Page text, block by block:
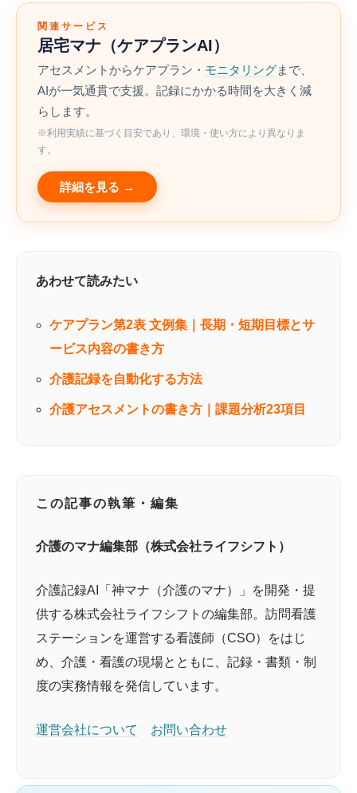
関連サービス
居宅マナ（ケアプランAI）
アセスメントからケアプラン・ モニタリングまで、
AIが一気通貫で支援。記録にかかる時間を大きく減
らします。
※利用実績に基づく目安であり、環境・使い方により異なりま
す。
詳細を見る →
あわせて読みたい
ケアプラン第2表 文例集｜長期・短期目標とサ
ービス内容の書き方
介護記録を自動化する方法
介護アセスメントの書き方｜課題分析23項目
この記事の執筆・編集
介護のマナ編集部（株式会社ライフシフト）
介護記録AI「神マナ（介護のマナ）」を開発・提
供する株式会社ライフシフトの編集部。訪問看護
ステーションを運営する看護師（CSO）をはじ
め、介護・看護の現場とともに、記録・書類・制
度の実務情報を発信しています。
運営会社について お問い合わせ